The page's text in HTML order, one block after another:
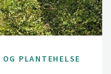
PLANTEHELSE